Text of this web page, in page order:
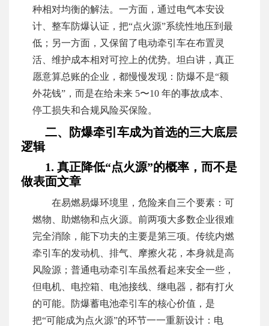
种相对均衡的解法。一方面，通过电气本安设
计、整车防爆认证，把“点火源”系统性地压到最
低；另一方面，又保留了电动牵引车在布置灵
活、维护成本相对可控上的优势。坦白讲，真正
愿意算总账的企业，都慢慢发现：防爆不是“额
外花钱”，而是在给未来 5〜10 年的事故成本、
停工损失和合规风险买保险。
二、防爆牵引车成为首选的三大底层
逻辑
1. 真正降低“点火源”的概率，而不是
做表面文章
在易燃易爆环境里，危险来自三个要素：可
燃物、助燃物和点火源。前两项大多数企业很难
完全消除，能下功夫的主要是第三项。传统内燃
牵引车的发动机、排气、摩擦火花，本身就是高
风险源；普通电动牵引车虽然看起来安全一些，
但电机、电控箱、电池接线、继电器，都有打火
的可能。防爆蓄电池牵引车的核心价值，是
把“可能成为点火源”的环节一一重新设计：电